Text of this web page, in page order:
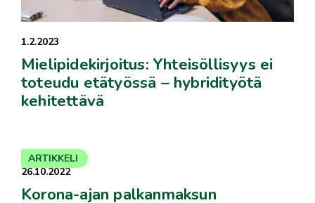
1.2.2023
Mielipidekirjoitus: Yhteisöllisyys ei
toteudu etätyössä – hybridityötä
kehitettävä
26.10.2022
Korona-ajan palkanmaksun
ARTIKKELI